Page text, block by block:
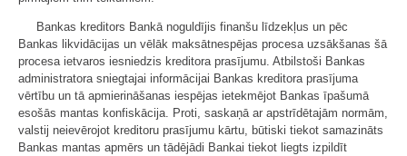
Bankas kreditors Bankā noguldījis finanšu līdzekļus un pēc
Bankas likvidācijas un vēlāk maksātnespējas procesa uzsākšanas šā
procesa ietvaros iesniedzis kreditora prasījumu. Atbilstoši Bankas
administratora sniegtajai informācijai Bankas kreditora prasījuma
vērtību un tā apmierināšanas iespējas ietekmējot Bankas īpašumā
esošās mantas konfiskācija. Proti, saskaņā ar apstrīdētajām normām,
valstij neievērojot kreditoru prasījumu kārtu, būtiski tiekot samazināts
Bankas mantas apmērs un tādējādi Bankai tiekot liegts izpildīt